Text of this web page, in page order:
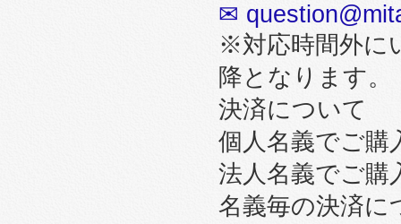
✉
※対応時間外に
降となります。
決済について
個人名義でご購
法人名義でご購
名義毎の決済に